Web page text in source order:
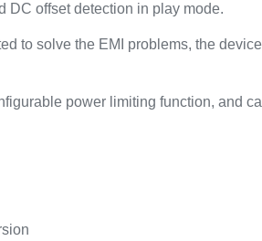
DC offset detection in play mode.
to solve the EMI problems, the
power limiting function, and